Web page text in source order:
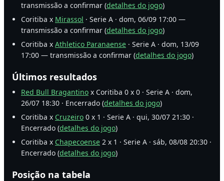
transmissão a confirmar (detalhes do jogo)
Coritiba x Mirassol · Serie A · dom, 06/09 17:00 —
transmissão a confirmar (detalhes do jogo)
Coritiba x Athletico Paranaense · Serie A · dom, 13/09
17:00 — transmissão a confirmar (detalhes do jogo)
Últimos resultados
Red Bull Bragantino x Coritiba 0 x 0 · Serie A · dom,
26/07 18:30 · Encerrado (detalhes do jogo)
Coritiba x Cruzeiro 0 x 1 · Serie A · qui, 30/07 21:30 ·
Encerrado (detalhes do jogo)
Coritiba x Chapecoense 2 x 1 · Serie A · sáb, 08/08 20:30 ·
Encerrado (detalhes do jogo)
Posição na tabela